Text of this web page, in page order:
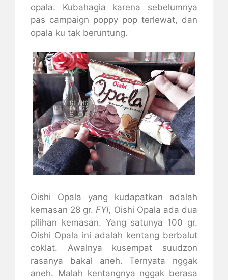
opala. Kubahagia karena sebelumnya
pas campaign poppy pop terlewat, dan
opala ku tak beruntung.
Oishi Opala yang kudapatkan adalah
kemasan 28 gr.FYI, Oishi Opala ada dua
pilihan kemasan. Yang satunya 100 gr.
Oishi Opala ini adalah kentang berbalut
coklat. Awalnya kusempat suudzon
rasanya bakal aneh. Ternyata nggak
aneh. Malah kentangnya nggak berasa